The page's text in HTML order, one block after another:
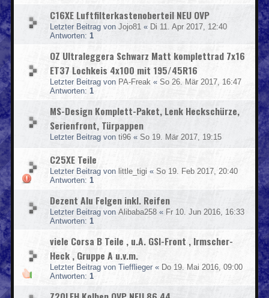
C16XE Luftfilterkastenoberteil NEU OVP
Letzter Beitrag von Jojo81 « Di 11. Apr 2017, 12:40
Antworten: 1
OZ Ultraleggera Schwarz Matt komplettrad 7x16
ET37 Lochkeis 4x100 mit 195/45R16
Letzter Beitrag von PA-Freak « So 26. Mär 2017, 16:47
Antworten: 1
MS-Design Komplett-Paket, Lenk Heckschürze,
Serienfront, Türpappen
Letzter Beitrag von ti96 « So 19. Mär 2017, 19:15
C25XE Teile
Letzter Beitrag von little_tigi « So 19. Feb 2017, 20:40
Antworten: 1
Dezent Alu Felgen inkl. Reifen
Letzter Beitrag von Alibaba258 « Fr 10. Jun 2016, 16:33
Antworten: 1
viele Corsa B Teile , u.A. GSI-Front , Irmscher-
Heck , Gruppe A u.v.m.
Letzter Beitrag von Tiefflieger « Do 19. Mai 2016, 09:00
Antworten: 1